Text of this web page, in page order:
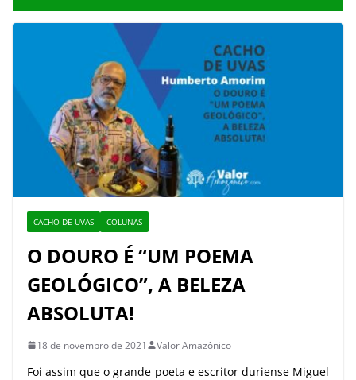
CACHO DE UVAS COLUNAS
O DOURO É “UM POEMA
GEOLÓGICO”, A BELEZA
ABSOLUTA!
18 de novembro de 2021 Valor Amazônico
Foi assim que o grande poeta e escritor duriense Miguel